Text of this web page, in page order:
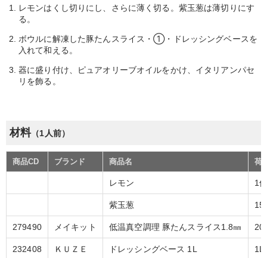
レモンはくし切りにし、さらに薄く切る。紫玉葱は薄切りにす
る。
ボウルに解凍した豚たんスライス・①・ドレッシングベースを
入れて和える。
器に盛り付け、ピュアオリーブオイルをかけ、イタリアンパセ
リを飾る。
材料（1人前）
商品CD ブランド 商品名 荷
レモン 1
紫玉葱
279490 メイキット 低温真空調理 豚たんスライス1.8㎜
232408 ＫＵＺＥ ドレッシングベース 1L